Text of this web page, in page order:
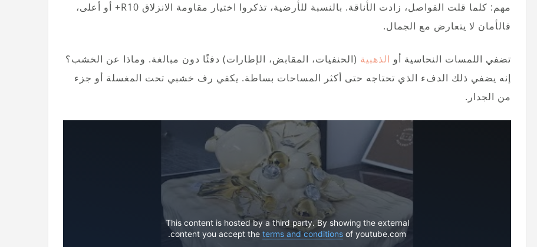
مهم: كلما قلت الفواصل، زادت الأناقة. بالنسبة للأرضية، تذكروا اختيار مقاومة الانزلاق R10+ أو أعلى،
فالأمان لا يتعارض مع الجمال.
تضفي اللمسات النحاسية أو الذهبية (الحنفيات، المقابض، الإطارات) دفئًا دون مبالغة. وماذا عن الخشب؟
إنه يضفي ذلك الدفء الذي تحتاجه حتى أكثر المساحات بساطة. يكفي رف خشبي تحت المغسلة أو جزء
من الجدار.
This content is hosted by a third party. By showing the external
content you accept the terms and conditions of youtube.com.